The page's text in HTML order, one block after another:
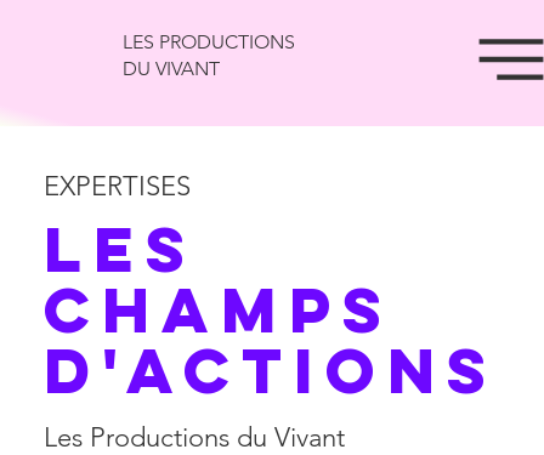
LES PRODUCTIONS
DU VIVANT
EXPERTISES
Les
champs
d'actions
Les Productions du Vivant